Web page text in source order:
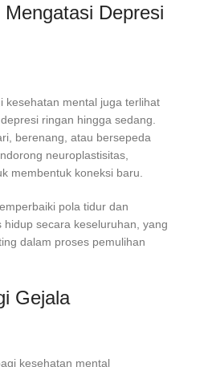
Depresi
kesehatan mental juga terlihat
ringan hingga sedang.
berenang, atau bersepeda
neuroplastisitas,
membentuk koneksi baru.
pola tidur dan
hidup secara keseluruhan, yang
dalam proses pemulihan
Gejala